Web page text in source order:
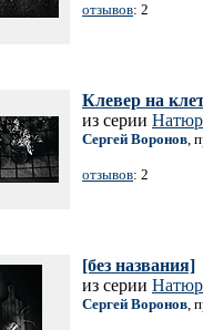
отзывов: 2
Клевер на
из серии
Сергей Воронов,
отзывов: 2
[без названия]
из серии
Сергей Воронов,